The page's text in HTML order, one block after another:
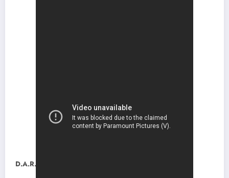
D.A.R.Y.L.: la nostalgia de un futuro imposible